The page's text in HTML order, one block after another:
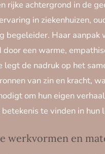
rijke achtergrond in de
in ziekenhuizen,
begeleider. Haar aanpak
een warme,
legt de nadruk op het
van zin en kracht,
om hun eigen
te vinden in hun
werkvormen en